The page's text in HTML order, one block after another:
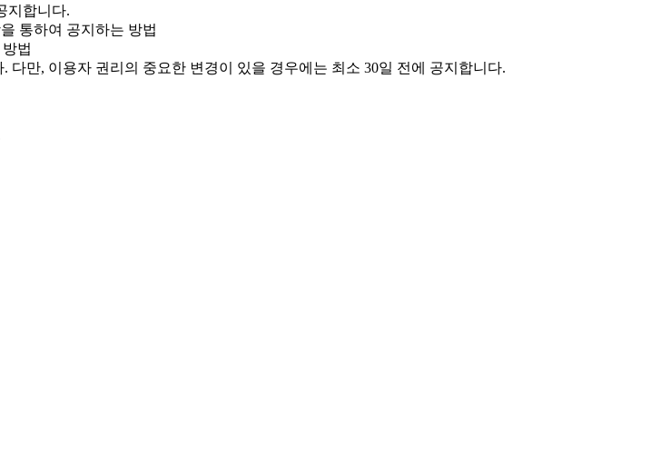
지합니다.
통하여 공지하는 방법
법
만, 이용자 권리의 중요한 변경이 있을 경우에는 최소 30일 전에 공지합니다.